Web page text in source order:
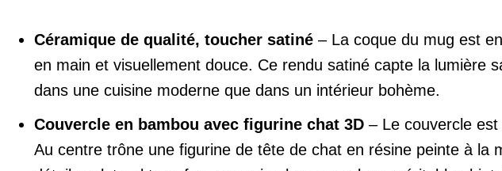
Céramique de qualité, toucher satiné – La coque du mug est
en main et visuellement douce. Ce rendu satiné capte la lumière
dans une cuisine moderne que dans un intérieur bohème.
Couvercle en bambou avec figurine chat 3D – Le couvercle
Au centre trône une figurine de tête de chat en résine peinte à